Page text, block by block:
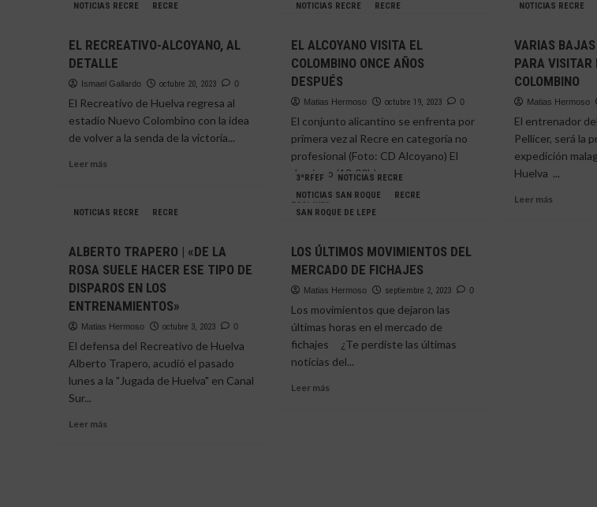
¿en
lista
de
renovados?
más
Gómez
|
«Todo
nos
da
que
vamos
salir
de
pero
veremos
cómo
acaba
la
serias
para
salir
del
Recre
NOTICIAS RECRE RECRE
EL RECREATIVO-ALCOYANO, AL
DETALLE
Ismael Gallardo octubre 20, 2023 0
El Recreativo de Huelva regresa al
estadio Nuevo Colombino con la idea
de volver a la senda de la victoria...
Leer más
EL
AL
DETALLE
NOTICIAS RECRE RECRE
EL ALCOYANO VISITA EL
COLOMBINO ONCE AÑOS
DESPUÉS
Matias Hermoso octubre 19, 2023 0
El conjunto alicantino se enfrenta por
primera vez al Recre en categoría no
profesional (Foto: CD Alcoyano) El
domingo (18:00h)...
Leer másLeer
más
ALCOYANO
VISITA
EL
ONCE
AÑOS
DESPUÉS
NOTICIAS RECRE
VARIAS
PARA VISITAR
COLOMBINO
Matias Hermoso
El entrenador
Pellicer, será la
expedición
Huelva ...
Leer másLeer
NOTICIAS RECRE RECRE
ALBERTO TRAPERO | «DE LA
ROSA SUELE HACER ESE TIPO DE
DISPAROS EN LOS
ENTRENAMIENTOS»
Matias Hermoso octubre 3, 2023 0
El defensa del Recreativo de Huelva
Alberto Trapero, acudió el pasado
lunes a la "Jugada de Huelva" en Canal
Sur...
Leer más
3ªRFEF
NOTICIAS RECRE
NOTICIAS SAN ROQUE
RECRE
SAN ROQUE DE LEPE
LOS ÚLTIMOS MOVIMIENTOS DEL
MERCADO DE FICHAJES
Matias Hermoso septiembre 2, 2023 0
Los movimientos que dejaron las
últimas horas en el mercado de
fichajes ¿Te perdiste las últimas
noticias del...
Leer más